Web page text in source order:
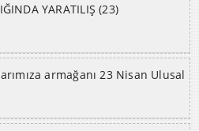
YARATILIŞ (23)
armağanı 23 Nisan Ulusal